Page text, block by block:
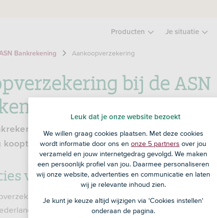
Producten Je situatie
Bankrekening Aankoopverzekering
bij de ASN
zit een aankoopverzekering: veel
koopt zijn daarmee 30 dagen verzekerd.
verzekerd?
zijn veel aankopen verzekerd die je met je
of op een Nederlandse website. Aankopen die je
Leuk dat je onze website bezoekt
We willen graag cookies plaatsen. Met deze cookies
wordt informatie door ons en onze 5 partners over jou
verzameld en jouw internetgedrag gevolgd. We maken
een persoonlijk profiel van jou. Daarmee personaliseren
wij onze website, advertenties en communicatie en laten
wij je relevante inhoud zien.
Je kunt je keuze altijd wijzigen via 'Cookies instellen'
onderaan de pagina.